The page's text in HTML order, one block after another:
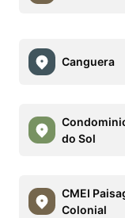
Canguera
do Sol
CMEI
Colonial